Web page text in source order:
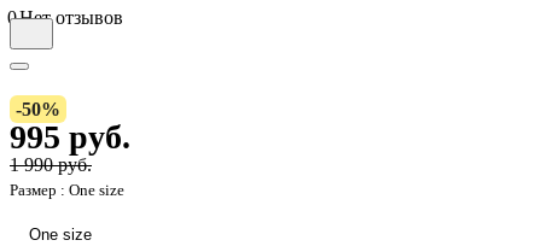
0Нет отзывов
-50%
995 руб.
1 990 руб.
Размер : One size
One size